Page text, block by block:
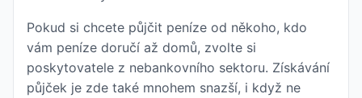
Pokud si chcete půjčit peníze od někoho, kdo
vám peníze doručí až domů, zvolte si
poskytovatele z nebankovního sektoru. Získávání
půjček je zde také mnohem snazší, i když ne